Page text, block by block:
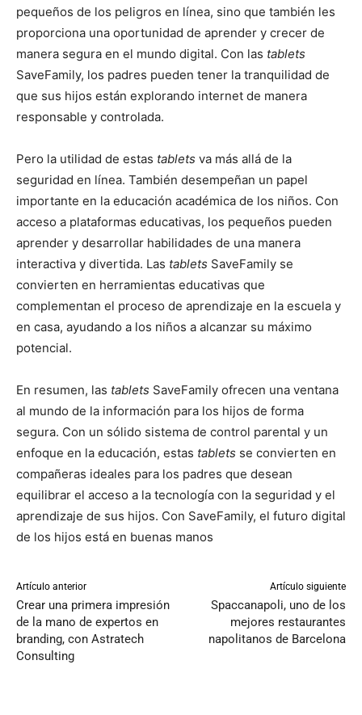
pequeños de los peligros en línea, sino que también les
proporciona una oportunidad de aprender y crecer de
manera segura en el mundo digital. Con las tablets
SaveFamily, los padres pueden tener la tranquilidad de
que sus hijos están explorando internet de manera
responsable y controlada.
Pero la utilidad de estas tablets va más allá de la
seguridad en línea. También desempeñan un papel
importante en la educación académica de los niños. Con
acceso a plataformas educativas, los pequeños pueden
aprender y desarrollar habilidades de una manera
interactiva y divertida. Las tablets SaveFamily se
convierten en herramientas educativas que
complementan el proceso de aprendizaje en la escuela y
en casa, ayudando a los niños a alcanzar su máximo
potencial.
En resumen, las tablets SaveFamily ofrecen una ventana
al mundo de la información para los hijos de forma
segura. Con un sólido sistema de control parental y un
enfoque en la educación, estas tablets se convierten en
compañeras ideales para los padres que desean
equilibrar el acceso a la tecnología con la seguridad y el
aprendizaje de sus hijos. Con SaveFamily, el futuro digital
de los hijos está en buenas manos
Artículo anterior
Crear una primera impresión
de la mano de expertos en
branding, con Astratech
Consulting
Artículo siguiente
Spaccanapoli, uno de los
mejores restaurantes
napolitanos de Barcelona